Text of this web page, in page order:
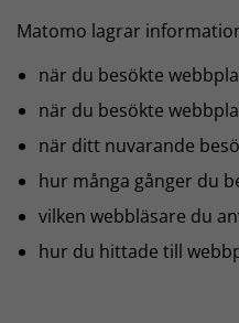
Matomo lagrar
när du besökte
när du besökte
när ditt nuvarande
hur många gånger du
vilken webbläsare du
hur du hittade till